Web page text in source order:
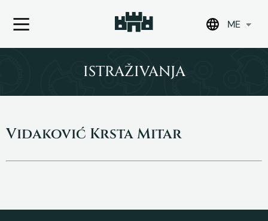
ME
ISTRAŽIVANJA
Vidaković Krsta Mitar